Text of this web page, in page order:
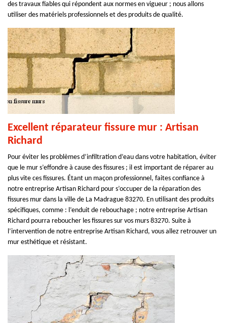
des travaux fiables qui répondent aux normes en vigueur ; nous allons
utiliser des matériels professionnels et des produits de qualité.
Excellent réparateur fissure mur : Artisan
Richard
Pour éviter les problèmes d’infiltration d’eau dans votre habitation, éviter
que le mur s’effondre à cause des fissures ; il est important de réparer au
plus vite ces fissures. Étant un maçon professionnel, faites confiance à
notre entreprise Artisan Richard pour s’occuper de la réparation des
fissures mur dans la ville de La Madrague 83270. En utilisant des produits
spécifiques, comme : l’enduit de rebouchage ; notre entreprise Artisan
Richard pourra reboucher les fissures sur vos murs 83270. Suite à
l’intervention de notre entreprise Artisan Richard, vous allez retrouver un
mur esthétique et résistant.